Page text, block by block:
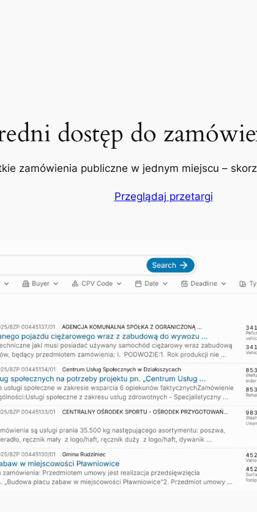
dostęp do
zamówienia publiczne w jednym miejscu –
Przeglądaj przetargi